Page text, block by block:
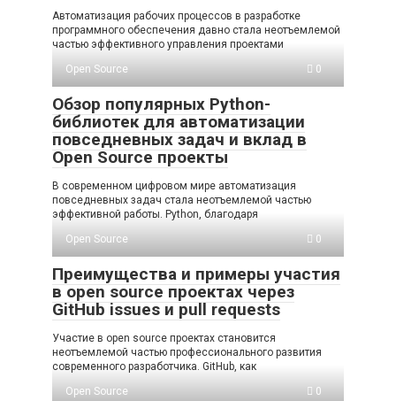
Автоматизация рабочих процессов в разработке
программного обеспечения давно стала неотъемлемой
частью эффективного управления проектами
Open Source
0
Обзор популярных Python-
библиотек для автоматизации
повседневных задач и вклад в
Open Source проекты
В современном цифровом мире автоматизация
повседневных задач стала неотъемлемой частью
эффективной работы. Python, благодаря
Open Source
0
Преимущества и примеры участия
в open source проектах через
GitHub issues и pull requests
Участие в open source проектах становится
неотъемлемой частью профессионального развития
современного разработчика. GitHub, как
Open Source
0